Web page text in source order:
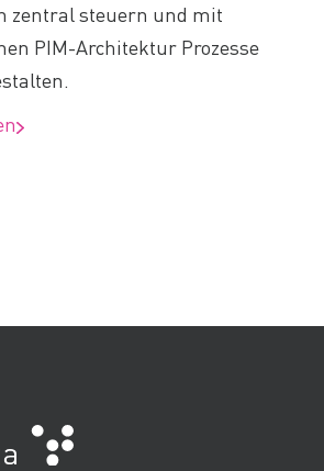
zentral steuern und mit
PIM-Architektur Prozesse